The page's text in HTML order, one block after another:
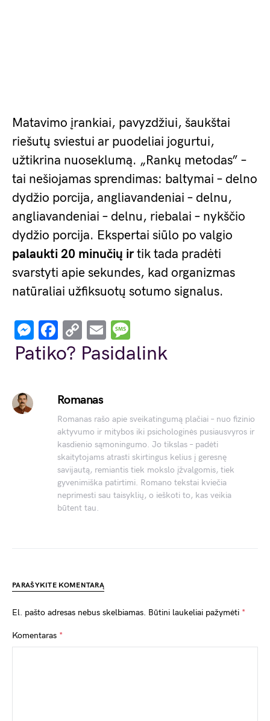
Matavimo įrankiai, pavyzdžiui, šaukštai
riešutų sviestui ar puodeliai jogurtui,
užtikrina nuoseklumą. „Rankų metodas” –
tai nešiojamas sprendimas: baltymai – delno
dydžio porcija, angliavandeniai – delnu,
angliavandeniai – delnu, riebalai – nykščio
dydžio porcija. Ekspertai siūlo po valgio
palaukti 20 minučių irtik tada pradėti
svarstyti apie sekundes, kad organizmas
natūraliai užfiksuotų sotumo signalus.
Messenger
Facebook
Copy
Link
Email
Patiko? Pasidalink
Romanas
Romanas rašo apie sveikatingumą plačiai – nuo fizinio
aktyvumo ir mitybos iki psichologinės pusiausvyros ir
kasdienio sąmoningumo. Jo tikslas – padėti
skaitytojams atrasti skirtingus kelius į geresnę
savijautą, remiantis tiek mokslo įžvalgomis, tiek
gyvenimiška patirtimi. Romano tekstai kviečia
neprimesti sau taisyklių, o ieškoti to, kas veikia
būtent tau.
PARAŠYKITE KOMENTARĄ
El. pašto adresas nebus skelbiamas. Būtini laukeliai pažymėti *
Komentaras *